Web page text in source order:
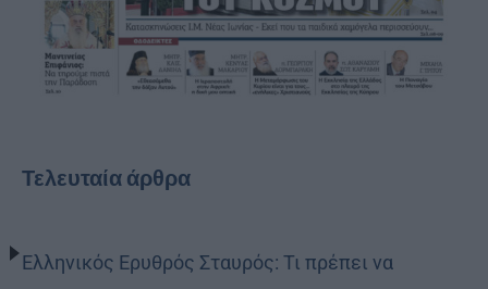
Τελευταία άρθρα
Ελληνικός Ερυθρός Σταυρός: Τι πρέπει να